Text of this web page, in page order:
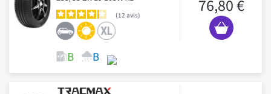
12 avis 76,80 €